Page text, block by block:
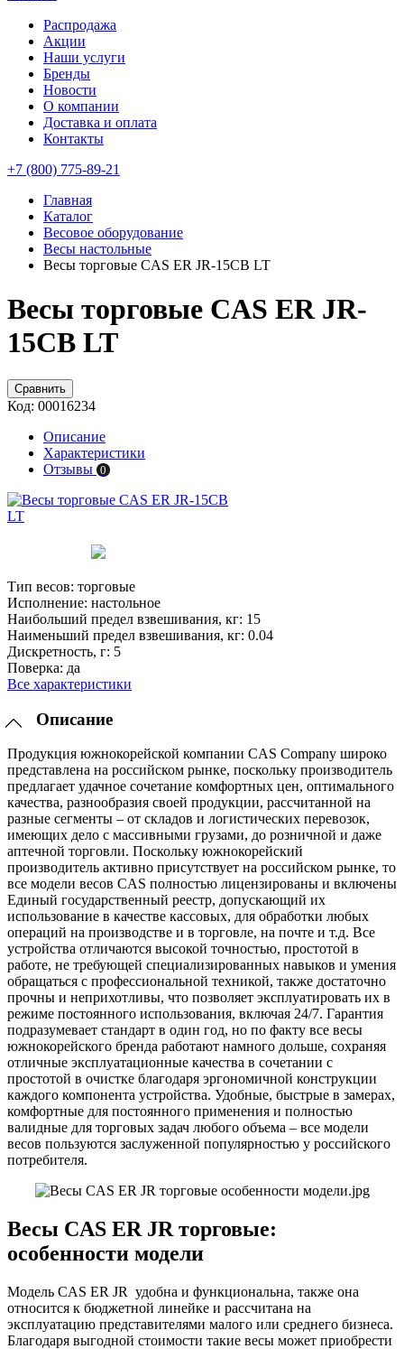
Распродажа
Акции
Наши услуги
Бренды
Новости
О компании
Доставка и оплата
Контакты
+7 (800) 775-89-21
Главная
Каталог
Весовое оборудование
Весы настольные
Весы торговые CAS ER JR-15CB LT
Весы торговые CAS ER JR-
15CB LT
Сравнить
Код: 00016234
Описание
Характеристики
Отзывы 0
Тип весов: торговые
Исполнение: настольное
Наибольший предел взвешивания, кг: 15
Наименьший предел взвешивания, кг: 0.04
Дискретность, г: 5
Поверка: да
Все характеристики
Описание
Продукция южнокорейской компании CAS Company широко
представлена на российском рынке, поскольку производитель
предлагает удачное сочетание комфортных цен, оптимального
качества, разнообразия своей продукции, рассчитанной на
разные сегменты – от складов и логистических перевозок,
имеющих дело с массивными грузами, до розничной и даже
аптечной торговли. Поскольку южнокорейский
производитель активно присутствует на российском рынке, то
все модели весов CAS полностью лицензированы и включены
Единый государственный реестр, допускающий их
использование в качестве кассовых, для обработки любых
операций на производстве и в торговле, на почте и т.д. Все
устройства отличаются высокой точностью, простотой в
работе, не требующей специализированных навыков и умения
обращаться с профессиональной техникой, также достаточно
прочны и неприхотливы, что позволяет эксплуатировать их в
режиме постоянного использования, включая 24/7. Гарантия
подразумевает стандарт в один год, но по факту все весы
южнокорейского бренда работают намного дольше, сохраняя
отличные эксплуатационные качества в сочетании с
простотой в очистке благодаря эргономичной конструкции
каждого компонента устройства. Удобные, быстрые в замерах,
комфортные для постоянного применения и полностью
валидные для торговых задач любого объема – все модели
весов пользуются заслуженной популярностью у российского
потребителя.
Весы CAS ER JR торговые:
особенности модели
Модель CAS ER JR удобна и функциональна, также она
относится к бюджетной линейке и рассчитана на
эксплуатацию представителями малого или среднего бизнеса.
Благодаря выгодной стоимости такие весы может приобрести